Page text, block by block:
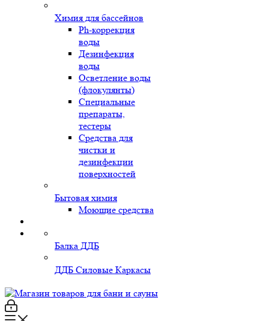
Химия для бассейнов
Ph-коррекция
воды
Дезинфекция
воды
Осветление воды
(флокулянты)
Специальные
препараты,
тестеры
Средства для
чистки и
дезинфекции
поверхностей
Бытовая химия
Моющие средства
Балка ДДБ
ДДБ Силовые Каркасы